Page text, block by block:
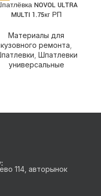
NOVOL ULTRA
MULTI 1.75кг РП
Материалы для
кузовного ремонта
Шпатлевки
универсальные
114, авторынок